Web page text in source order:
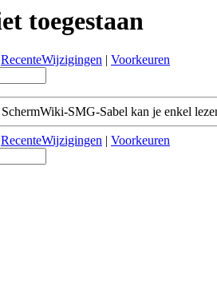
toegestaan
RecenteWijzigingen | Voorkeuren
SMG-Sabel kan je enkel
RecenteWijzigingen | Voorkeuren